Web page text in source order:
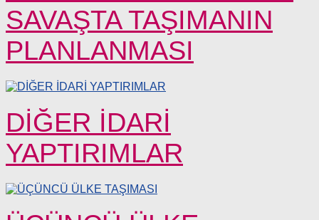
SAVAŞTA TAŞIMANIN
PLANLANMASI
DİĞER İDARİ
YAPTIRIMLAR